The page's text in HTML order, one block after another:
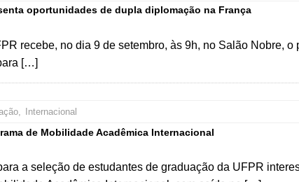
oportunidades de dupla diplomação na França
recebe, no dia 9 de setembro, às 9h, no Salão Nobre, o
[…]
, Internacional
de Mobilidade Acadêmica Internacional
a seleção de estudantes de graduação da UFPR